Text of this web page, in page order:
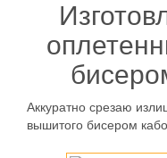
Аккуратно срезаю
вышитого бисером